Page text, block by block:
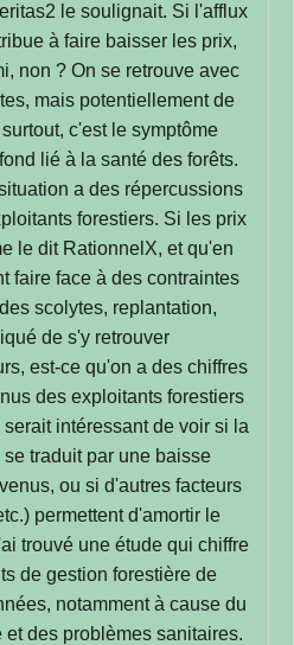
le soulignait. Si l'afflux
à faire baisser les prix,
non ? On se retrouve avec
mais potentiellement de
c'est le symptôme
lié à la santé des forêts.
a des répercussions
forestiers. Si les prix
le dit RationnelX, et qu'en
faire face à des contraintes
scolytes, replantation,
de s'y retrouver
est-ce qu'on a des chiffres
des exploitants forestiers
intéressant de voir si la
traduit par une baisse
ou si d'autres facteurs
permettent d'amortir le
trouvé une étude qui chiffre
de gestion forestière de
notamment à cause du
des problèmes sanitaires.